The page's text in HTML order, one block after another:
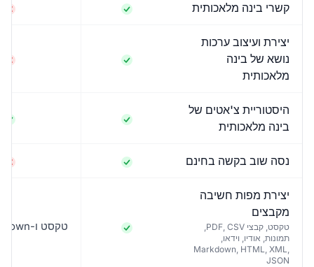
קשרי בינה מלאכותית
יצירת ועיצוב ערכות
נושא של בינה
מלאכותית
היסטוריית צ'אטים של
בינה מלאכותית
נסה שוב בקשה בחינם
יצירת מפות חשיבה
מקבצים
טקסט, קבצי PDF, CSV,
תמונות, אודיו, וידאו,
Markdown, HTML, XML,
JSON
טקסט ו-Markdown בלבד